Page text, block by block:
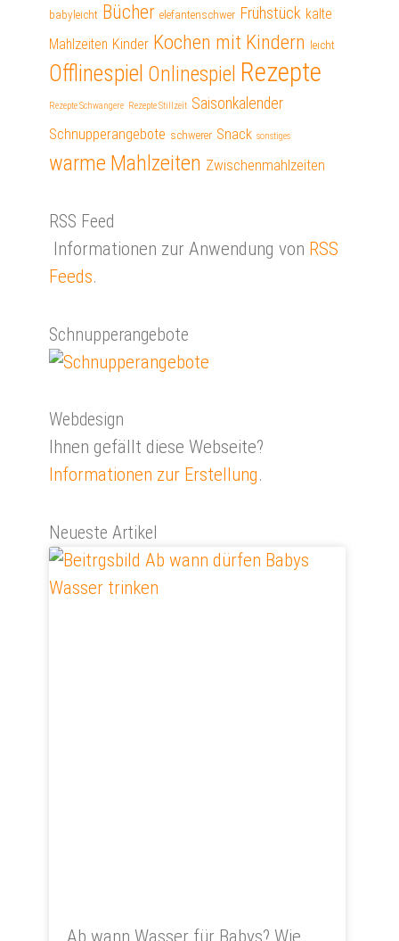
babyleicht Bücher elefantenschwer Frühstück kalte
Mahlzeiten Kinder Kochen mit Kindern leicht
Offlinespiel Onlinespiel Rezepte
Rezepte Schwangere Rezepte Stillzeit Saisonkalender
Schnupperangebote schwerer Snack sonstiges
warme Mahlzeiten Zwischenmahlzeiten
RSS Feed
Informationen zur Anwendung von RSS
Feeds.
Schnupperangebote
Webdesign
Ihnen gefällt diese Webseite?
Informationen zur Erstellung.
Neueste Artikel
Ab wann Wasser für Babys? Wie